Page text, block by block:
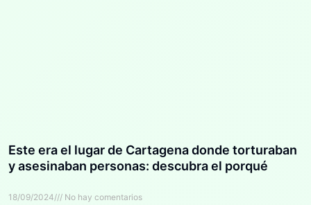
Este era el lugar de Cartagena donde torturaban
y asesinaban personas: descubra el porqué
18/09/2024 No hay comentarios